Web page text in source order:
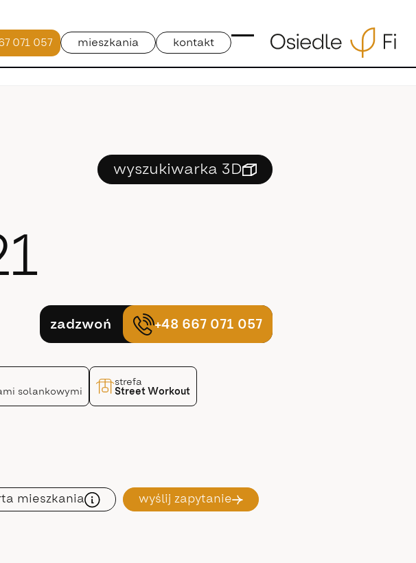
071 057 mieszkania kontakt
wyszukiwarka 3D
zadzwoń +48 667 071 057
solankowymi
strefa
Street Workout
mieszkania wyślij zapytanie